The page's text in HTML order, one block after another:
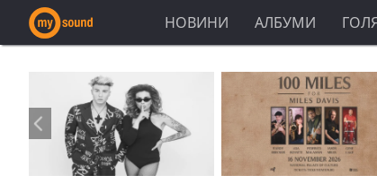
НОВИНИ АЛБУМИ